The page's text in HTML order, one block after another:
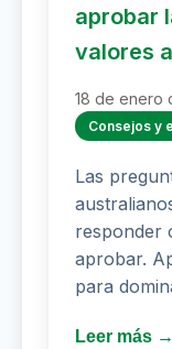
aprobar
valores
18 de enero
Consejos y
Las
responder
aprobar.
para
Leer más →